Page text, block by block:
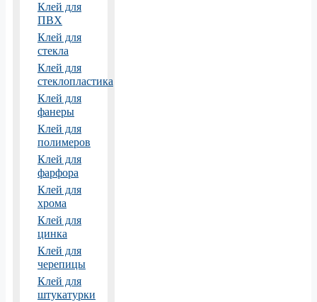
Клей для
ПВХ
Клей для
стекла
Клей для
стеклопластика
Клей для
фанеры
Клей для
полимеров
Клей для
фарфора
Клей для
хрома
Клей для
цинка
Клей для
черепицы
Клей для
штукатурки